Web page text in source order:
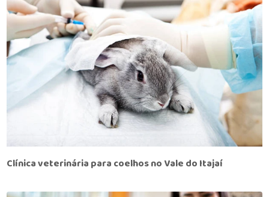
Clínica veterinária para coelhos no Vale do Itajaí